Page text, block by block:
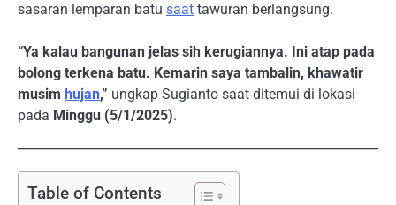
sasaran lemparan batu saat tawuran berlangsung.
“Ya kalau bangunan jelas sih kerugiannya. Ini atap pada
bolong terkena batu. Kemarin saya tambalin, khawatir
musim hujan,” ungkap Sugianto saat ditemui di lokasi
pada Minggu (5/1/2025).
Table of Contents